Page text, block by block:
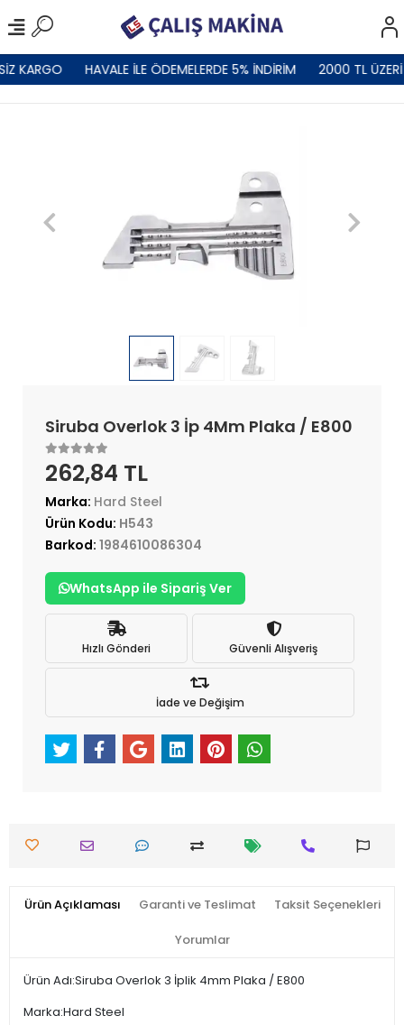
KARGO HAVALE İLE ÖDEMELERDE 5% İNDİRİM 2000 TL ÜZERİ
Siruba Overlok 3 İp 4Mm Plaka / E800
262,84 TL
Marka: Hard Steel
Ürün Kodu: H543
Barkod: 1984610086304
WhatsApp ile Sipariş Ver
Hızlı Gönderi Güvenli Alışveriş
İade ve Değişim
Ürün Açıklaması Garanti ve Teslimat Taksit Seçenekleri
Yorumlar
Ürün Adı:Siruba Overlok 3 İplik 4mm Plaka / E800
Marka:Hard Steel